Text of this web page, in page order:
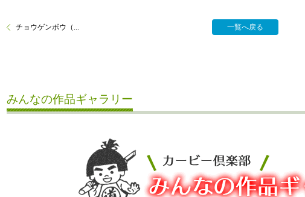
チョウゲンボウ（... 一覧へ戻る
みんなの作品ギャラリー